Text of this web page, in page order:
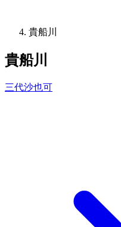
貴船川
貴船川
三代沙也可